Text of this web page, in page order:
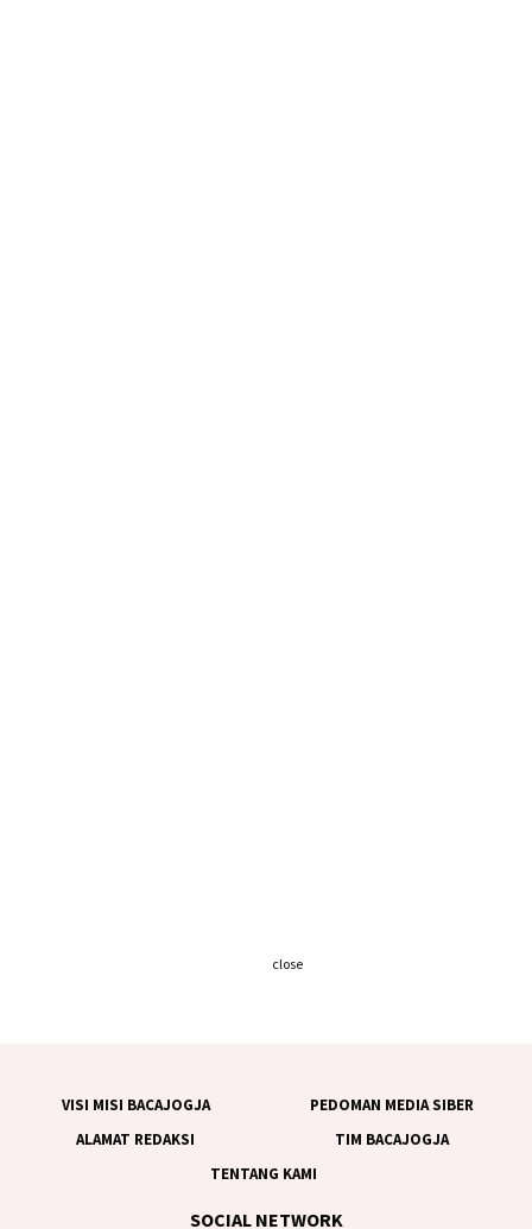
VISI MISI BACAJOGJA
PEDOMAN MEDIA SIBER
ALAMAT REDAKSI
TIM BACAJOGJA
TENTANG KAMI
SOCIAL NETWORK
close